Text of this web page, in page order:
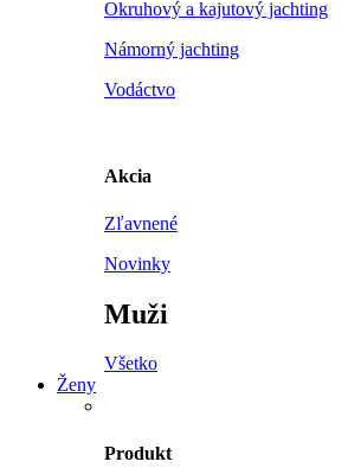
Okruhový a kajutový jachting
Námorný jachting
Vodáctvo
Akcia
Zľavnené
Novinky
Muži
Všetko
Ženy
Produkt